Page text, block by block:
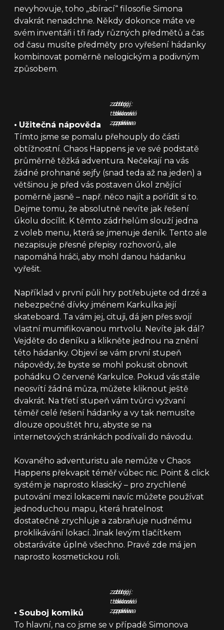
nevyhovuje, toho „sbírací“ filosofie Simona
dvakrát nenadchne. Někdy dokonce máte ve
svém inventáři i tři řady různých předmětů a čas
od času musíte předměty pro vyřešení hádanky
kombinovat poměrně nelogickým a podivným
způsobem.
zdroj:
tisková
zpráva
zdroj:
tisková
zpráva
zdroj:
tisková
zpráva
• Užitečná nápověda
Tímto jsme se pomalu přehouply do části
obtížnostní. Chaos Happens je ve své podstatě
průměrně těžká adventura. Nečekají na vás
žádné prohnané sejfy (snad teda až na jeden) a
většinou je před vás postaven úkol znějící
poměrně jasně – např. něco najít a pořídit si to.
Dejme tomu, že absolutně nevíte jak řešení
úkolu docílit. K těmto zádrhelům slouží jedna
z voleb menu, která se jmenuje deník. Tento ale
nezapisuje přesné přepisy rozhovorů, ale
napomáhá hráči, aby mohl danou hádanku
vyřešit.
Například v první půli hry potřebujete od drzé a
nebezpečné dívky jménem Karkulka její
skateboard. Ta vám jej, cituji, dá jen přes svojí
vlastní mumifikovanou mrtvolu. Nevíte jak dál?
Vejděte do deníku a klikněte jednou na znění
této hádanky. Objeví se vám první stupeň
nápovědy, že byste se mohl pokusit obnovit
pohádku O červené Karkulce. Pokud vás stále
neosvítí žádná můza, můžete kliknout ještě
dvakrát. Na třetí stupeň vám tvůrci vyžvaní
téměř celé řešení hádanky a vy tak nemusíte
dlouze opouštět hru, abyste se na
internetových stránkách podívali do návodu.
Kovaného adventuristu ale nemůže v Chaos
Happens překvapit téměř vůbec nic. Point & click
systém je naprosto klasický – pro zrychlené
putování mezi lokacemi navíc můžete používat
jednoduchou mapu, která hratelnost
dostatečně zrychluje a zabraňuje nudnému
proklikávání lokací. Jinak levým tlačítkem
obstaráváte úplně všechno. Pravé zde má jen
naprosto kosmetickou roli.
zdroj:
tisková
zpráva
zdroj:
tisková
zpráva
zdroj:
tisková
zpráva
• Souboj komiků
To hlavní, na co jsme se v případě Simonova